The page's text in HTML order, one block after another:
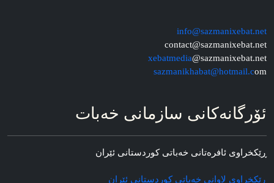
info@sazmanixebat.net
contact@sazmanixebat.net
xebatmedia@sazmanixebat.net
sazmanikhabat@hotmail.com
ئۆرگانه‌کانی سازمانی خه‌بات
ڕێکخراوی ئافره‌تانی خه‌باتی کوردستانی ئێران
ڕێکخراوی لاوانی خه‌باتی کوردستانی ئێران